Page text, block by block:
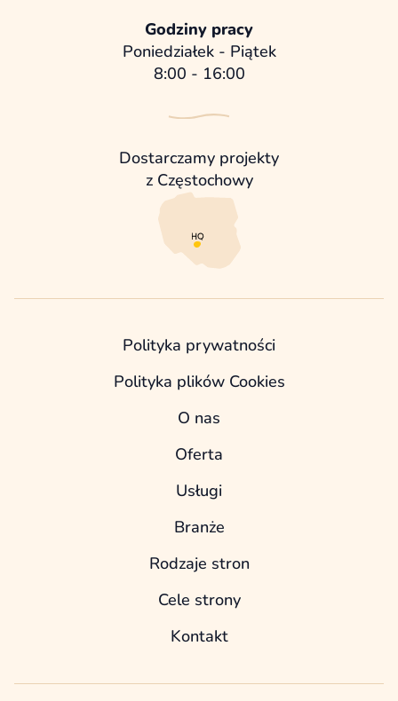
Godziny pracy
Poniedziałek - Piątek
8:00 - 16:00
Dostarczamy projekty
z Częstochowy
Polityka prywatności
Polityka plików Cookies
O nas
Oferta
Usługi
Branże
Rodzaje stron
Cele strony
Kontakt